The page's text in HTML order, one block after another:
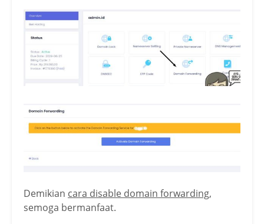
Demikian cara disable domain forwarding,
semoga bermanfaat.